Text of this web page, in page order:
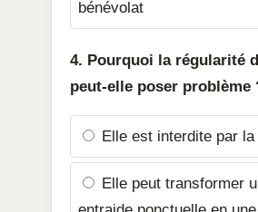
bénévolat
4. Pourquoi la régularité
peut-elle poser problème
Elle est interdite par la
Elle peut transformer